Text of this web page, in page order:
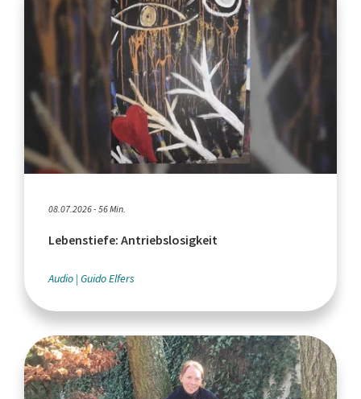
08.07.2026 - 56 Min.
Lebenstiefe: Antriebslosigkeit
Audio Guido Elfers